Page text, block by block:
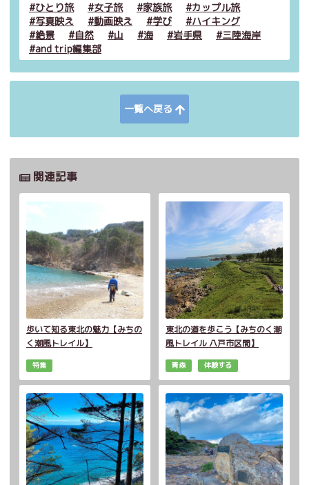
ひとり旅 女子旅 家族旅
カップル旅
写真映え
動画映え 学び
ハイキング
絶景
自然 山 海 岩手県
三陸海岸
and trip編集部
一覧へ戻る
関連記事
歩いて知る東北の魅力【みちの
く潮風トレイル】
特集
東北の道を歩こう【みちのく潮
風トレイル 八戸市区間】
青森 体験する